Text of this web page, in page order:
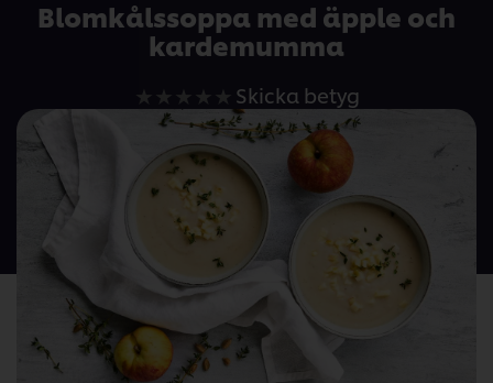
Blomkålssoppa med äpple och
kardemumma
Inga
betyg
har
skickats
för
denna
recipe
Skicka betyg